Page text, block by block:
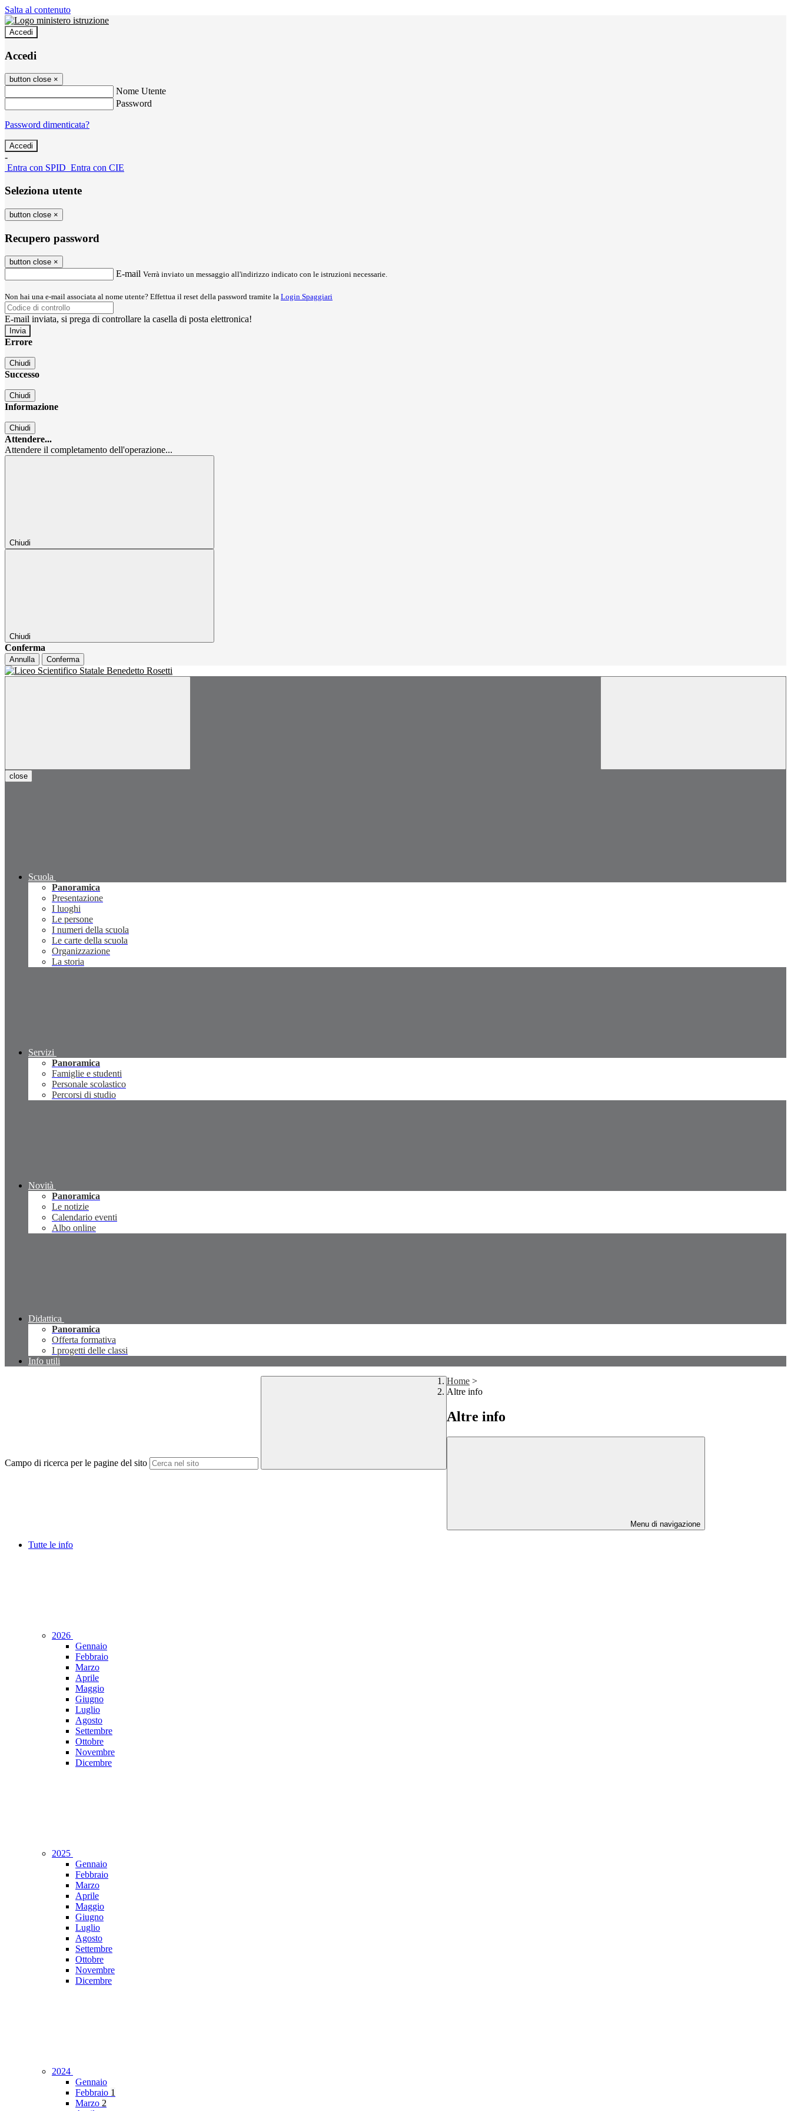
Salta al contenuto
Accedi
Accedi
button close ×
Nome Utente
Password
Password dimenticata?
-
Entra con SPID Entra con CIE
Seleziona utente
button close ×
Recupero password
button close ×
E-mail Verrà inviato un messaggio all'indirizzo indicato con le istruzioni necessarie.
Non hai una e-mail associata al nome utente? Effettua il reset della password tramite la Login Spaggiari
E-mail inviata, si prega di controllare la casella di posta elettronica!
Errore
Chiudi
Successo
Chiudi
Informazione
Chiudi
Attendere...
Attendere il completamento dell'operazione...
Chiudi
Chiudi
Conferma
Annulla Conferma
close
Scuola
Panoramica
Presentazione
I luoghi
Le persone
I numeri della scuola
Le carte della scuola
Organizzazione
La storia
Servizi
Panoramica
Famiglie e studenti
Personale scolastico
Percorsi di studio
Novità
Panoramica
Le notizie
Calendario eventi
Albo online
Didattica
Panoramica
Offerta formativa
I progetti delle classi
Info utili
Campo di ricerca per le pagine del sito
Home >
Altre info
Altre info
Menu di navigazione
Tutte le info
2026
Gennaio
Febbraio
Marzo
Aprile
Maggio
Giugno
Luglio
Agosto
Settembre
Ottobre
Novembre
Dicembre
2025
Gennaio
Febbraio
Marzo
Aprile
Maggio
Giugno
Luglio
Agosto
Settembre
Ottobre
Novembre
Dicembre
2024
Gennaio
Febbraio 1
Marzo 2